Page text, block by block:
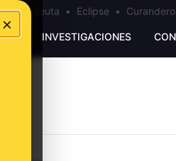
×
Bulos Ceuta • Eclipse •
INVESTIGACIONES